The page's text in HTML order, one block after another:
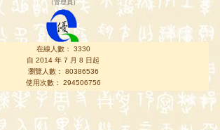
（管理員 ）
在線人數： 3330
自 2014 年 7 月 8 日起
瀏覽人數： 80386536
使用次數： 294506756